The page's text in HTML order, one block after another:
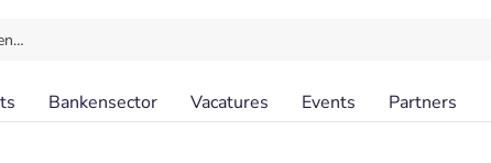
Bankensector Vacatures Events Partners